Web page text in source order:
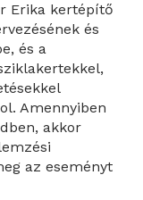
Erika kertépítő
és
és a
Amennyiben
akkor
az eseményt